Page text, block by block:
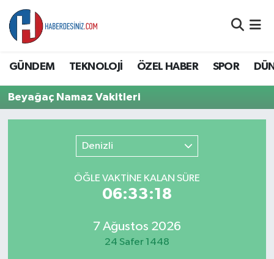
GÜNDEM TEKNOLOJİ ÖZEL HABER SPOR
Beyağaç Namaz Vakitleri
Denizli
ÖĞLE VAKTİNE KALAN SÜRE
06:33:17
7 Ağustos 2026
24 Safer 1448
EKONOMİ
ÖZEL HABER
Namaz Vakitleri
Trafik Durumu
Süper Lig Puan Durumu ve Fikstür
Tüm Manşetler
Son Dakika Haberleri